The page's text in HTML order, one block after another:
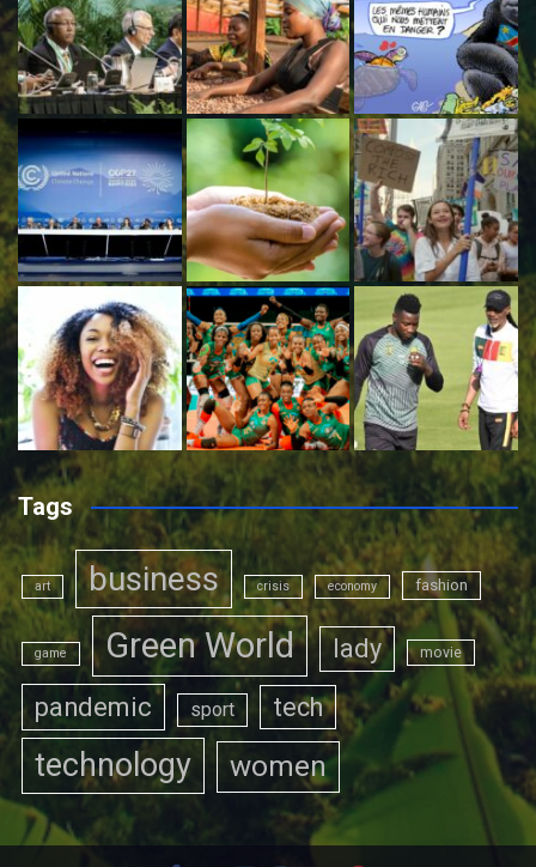
Tags
art business crisis economy fashion
game Green World lady movie
pandemic sport tech
technology women